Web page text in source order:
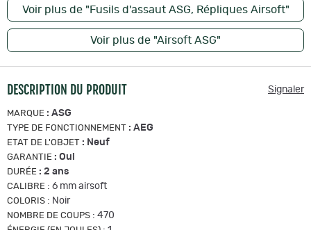
Voir plus de "Fusils d'assaut ASG, Répliques Airsoft"
Voir plus de "Airsoft ASG"
DESCRIPTION DU PRODUIT Signaler
MARQUE : ASG
TYPE DE FONCTIONNEMENT : AEG
ETAT DE L'OBJET : Neuf
GARANTIE : Oui
DURÉE : 2 ans
CALIBRE : 6 mm airsoft
COLORIS : Noir
NOMBRE DE COUPS : 470